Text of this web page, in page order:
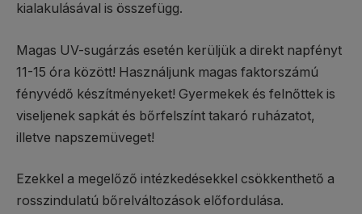
kialakulásával is összefügg.
Magas UV-sugárzás esetén kerüljük a direkt napfényt
11-15 óra között! Használjunk magas faktorszámú
fényvédő készítményeket! Gyermekek és felnőttek is
viseljenek sapkát és bőrfelszínt takaró ruházatot,
illetve napszemüveget!
Ezekkel a megelőző intézkedésekkel csökkenthető a
rosszindulatú bőrelváltozások előfordulása.